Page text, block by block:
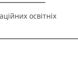
освітніх